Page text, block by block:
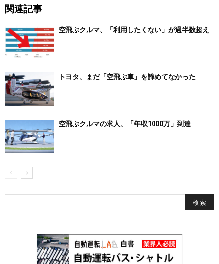
関連記事
空飛ぶクルマ、「利用したくない」が過半数超え
トヨタ、まだ「空飛ぶ車」を諦めてなかった
空飛ぶクルマの求人、「年収1000万」到達